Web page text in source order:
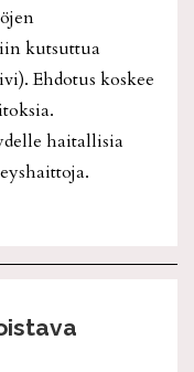
kutsuttua
Ehdotus koskee
haitallisia